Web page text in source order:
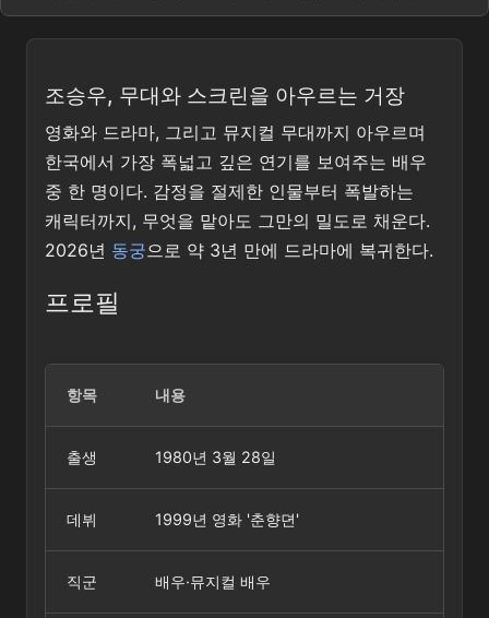
조승우, 무대와 스크린을 아우르는 거장
영화와 드라마, 그리고 뮤지컬 무대까지 아우르며
한국에서 가장 폭넓고 깊은 연기를 보여주는 배우
중 한 명이다. 감정을 절제한 인물부터 폭발하는
캐릭터까지, 무엇을 맡아도 그만의 밀도로 채운다.
2026년 동궁으로 약 3년 만에 드라마에 복귀한다.
프로필
항목 내용
출생 1980년 3월 28일
데뷔 1999년 영화 '춘향뎐'
직군 배우·뮤지컬 배우